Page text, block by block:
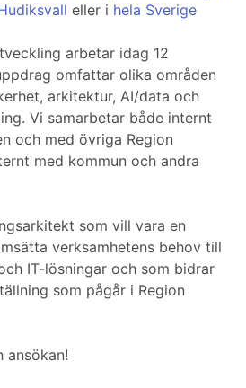
eller i hela Sverige
arbetar idag 12
omfattar olika områden
arkitektur, AI/data och
Vi samarbetar både internt
och med övriga Region
med kommun och andra
som vill vara en
verksamhetens behov till
IT-lösningar och som bidrar
som pågår i Region
ansökan!